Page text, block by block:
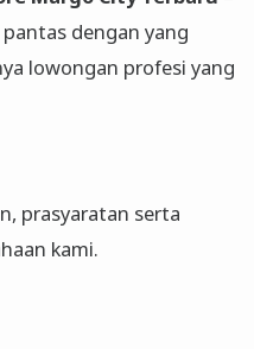
dengan yang
lowongan profesi yang
prasyaratan serta
kami.